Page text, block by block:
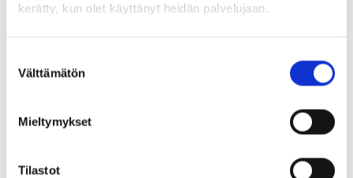
kerätty, kun olet käyttänyt heidän palvelujaan.
valinta
Välttämätön
Mieltymykset
Tilastot